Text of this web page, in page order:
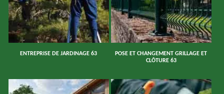
ENTREPRISE DE JARDINAGE 63
POSE ET CHANGEMENT GRILLAGE ET
CLÔTURE 63